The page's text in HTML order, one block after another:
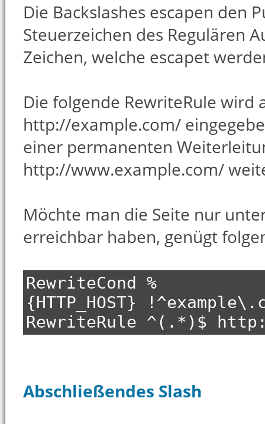
Die Backslashes escapen den
Steuerzeichen des Regulären
Zeichen, welche escapet
Die folgende RewriteRule wird
http://example.com/
einer permanenten
http://www.example.com/
Möchte man die Seite nur
erreichbar haben, genügt
RewriteCond %
{HTTP_HOST}
RewriteRule ^(.*)$
Abschließendes Slash